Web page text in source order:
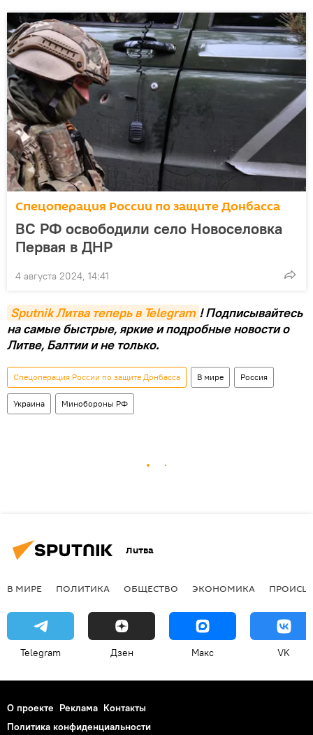
Спецоперация России по защите Донбасса
ВС РФ освободили село Новоселовка
Первая в ДНР
4 августа 2024, 14:41
Sputnik Литва теперь в Telegram ! Подписывайтесь
на самые быстрые, яркие и подробные новости о
Литве, Балтии и не только.
Спецоперация России по защите Донбасса В мире Россия
Украина Минобороны РФ
Литва
В МИРЕ ПОЛИТИКА ОБЩЕСТВО ЭКОНОМИКА
Telegram Дзен Макс VK
О проекте Реклама Контакты
Политика конфиденциальности